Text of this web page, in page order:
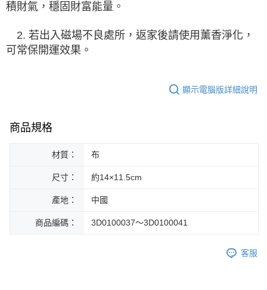
積財氣，穩固財富能量。
2. 若出入磁場不良處所，返家後請使用薰香淨化，
可常保開運效果。
顯示電腦版詳細說明
商品規格
材質： 布
尺寸： 約14×11.5cm
產地： 中國
商品編碼： 3D0100037～3D0100041
客服